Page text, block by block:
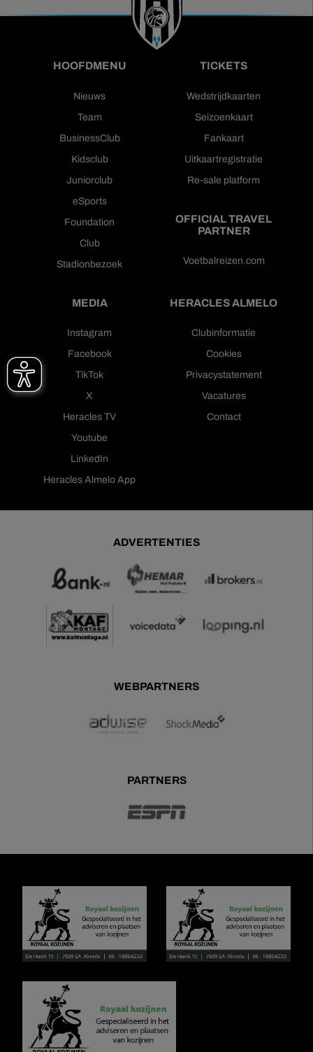
HOOFDMENU
Nieuws
Team
BusinessClub
Kidsclub
Juniorclub
eSports
Foundation
Club
Stadionbezoek
TICKETS
Wedstrijdkaarten
Seizoenkaart
Fankaart
Uitkaartregistratie
Re-sale platform
OFFICIAL TRAVEL
PARTNER
Voetbalreizen.com
MEDIA
Instagram
Facebook
TikTok
X
Heracles TV
Youtube
LinkedIn
Heracles Almelo App
HERACLES ALMELO
Clubinformatie
Cookies
Privacystatement
Vacatures
Contact
ADVERTENTIES
WEBPARTNERS
PARTNERS